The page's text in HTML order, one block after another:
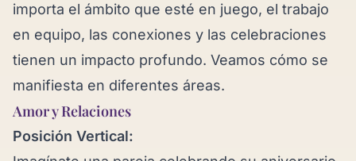
importa el ámbito que esté en juego, el trabajo
en equipo, las conexiones y las celebraciones
tienen un impacto profundo. Veamos cómo se
manifiesta en diferentes áreas.
Amor y Relaciones
Posición Vertical: